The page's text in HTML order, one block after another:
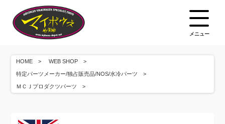
メニュー
HOME WEB SHOP
特定パーツメーカー/独占販売品/NOS/水冷パーツ
ＭＣＪプロダクツパーツ